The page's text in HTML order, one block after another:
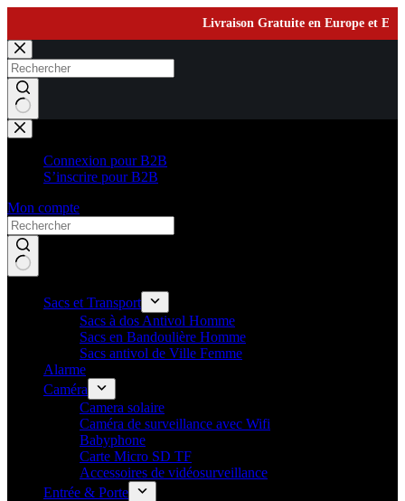
Livraison Gratuite en Europe et
Passer
au
contenu
Aucun
résultat
Connexion pour B2B
S’inscrire pour B2B
Mon compte
Sacs et Transport
Sacs à dos Antivol Homme
Sacs en Bandoulière Homme
Sacs antivol de Ville Femme
Alarme
Caméra
Camera solaire
Caméra de surveillance avec Wifi
Babyphone
Carte Micro SD TF
Accessoires de vidéosurveillance
Entrée & Porte